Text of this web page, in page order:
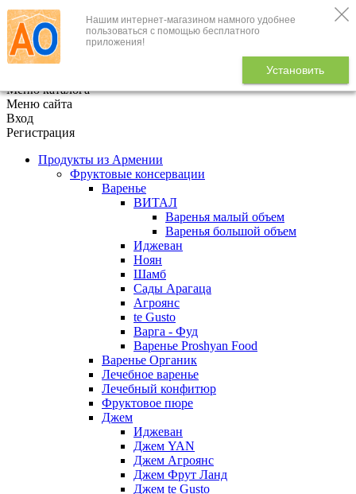
Нашим интернет-магазином намного удобнее
пользоваться с помощью бесплатного
приложения!
Установить
+7 (495) 646-888-1
В корзине
Меню каталога
Меню сайта
Вход
Регистрация
Продукты из Армении
Фруктовые консервации
Варенье
ВИТАЛ
Варенья малый объем
Варенья большой объем
Иджеван
Ноян
Шамб
Сады Арагаца
Агроянс
te Gusto
Варга - Фуд
Варенье Proshyan Food
Варенье Органик
Лечебное варенье
Лечебный конфитюр
Фруктовое пюре
Джем
Иджеван
Джем YAN
Джем Агроянс
Джем Фрут Ланд
Джем te Gusto